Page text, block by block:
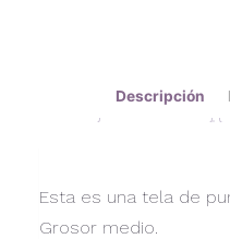
Descripción
Esta es una tela de
Grosor medio.